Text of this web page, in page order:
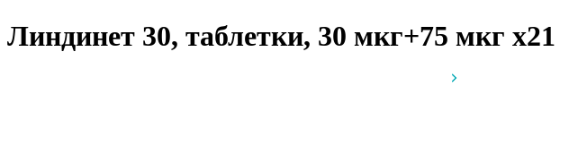
Линдинет 30, таблетки, 30 мкг+75 мкг x21